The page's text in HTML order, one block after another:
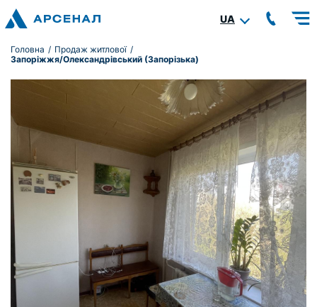
UA
Головна / Продаж житлової /
Запоріжжя/Олександрівський (Запорізька)